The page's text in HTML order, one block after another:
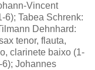
Vincent
6); Tabea Schrenk:
Dehnhard:
tenor, flauta,
clarinete baixo (1-
6); Johannes